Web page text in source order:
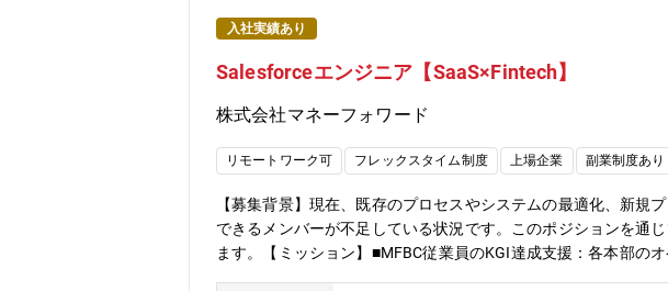
入社実績あり
Salesforceエンジニア【SaaS×Fintech】
株式会社マネーフォワード
リモートワーク可 フレックスタイム制度 上場企業 副業制度あり
【募集背景】現在、既存のプロセスやシステムの最適化、新
できるメンバーが不足している状況です。このポジションを通
ます。【ミッション】■MFBC従業員のKGI達成支援：各本部の